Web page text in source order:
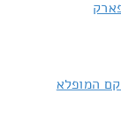
המופלא